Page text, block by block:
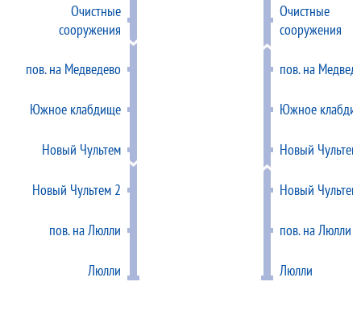
Очистные
сооружения
пов. на Медведево
Южное клабдище
Новый Чультем
Новый Чультем 2
пов. на Люлли
Люлли
Очистные
сооружения
пов. на
Южное
Новый Чультем
Новый
пов. на Люлли
Люлли